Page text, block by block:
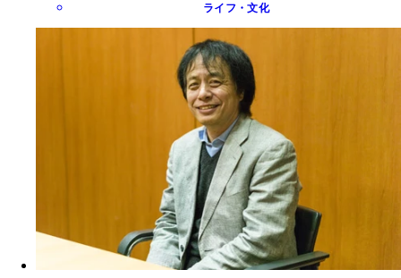
ライフ・文化